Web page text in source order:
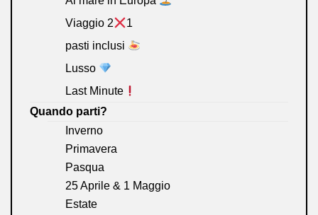
Viaggio 2
1
pasti inclusi
Lusso
Last Minute
Quando parti?
Inverno
Primavera
Pasqua
25 Aprile & 1 Maggio
Estate